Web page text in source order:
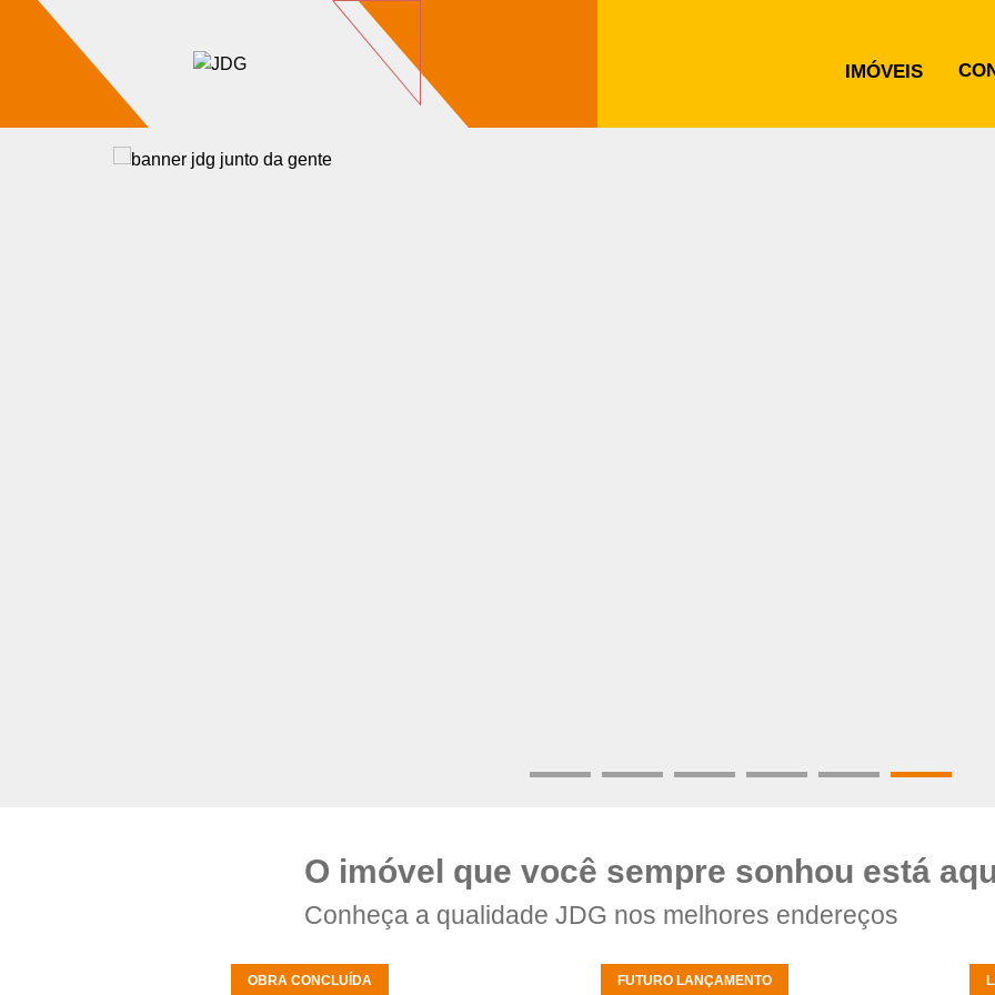
IMÓVEIS
Imóveis
O imóvel que você sempre sonhou está
Conheça a qualidade JDG nos melhores endereços
OBRA CONCLUÍDA FUTURO LANÇAMENTO